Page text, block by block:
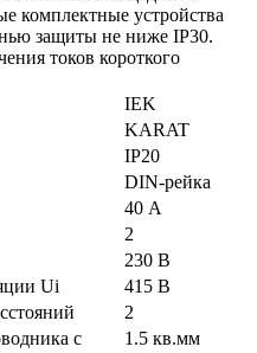
комплектные устройства
защиты не ниже IP30.
токов короткого
IEK
KARAT
IP20
DIN-рейка
40 А
2
230 В
Ui
415 В
2
с
1.5 кв.мм